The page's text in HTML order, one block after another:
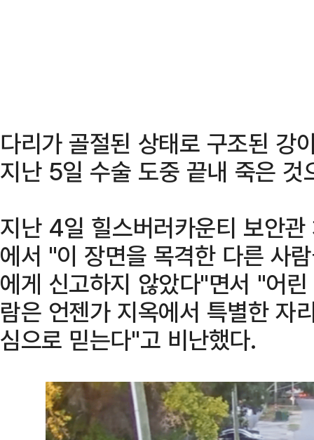
다리가 골절된 상태로 구조된 강
지난 5일 수술 도중 끝내 죽은 것
지난 4일 힐스버러카운티 보안
에서 "이 장면을 목격한 다른 사
에게 신고하지 않았다"면서 "어
람은 언젠가 지옥에서 특별한 자
심으로 믿는다"고 비난했다.